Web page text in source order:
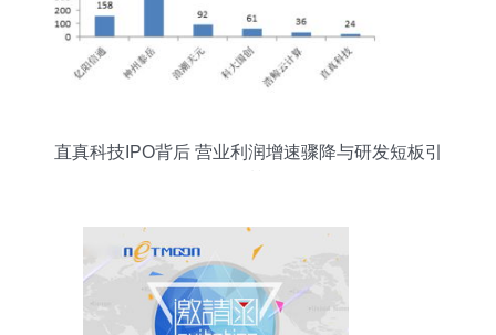
直真科技IPO背后 营业利润增速骤降与研发短板引